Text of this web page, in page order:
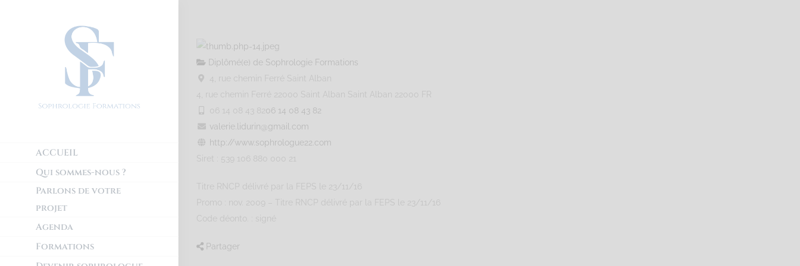
ACCUEIL
Qui sommes-nous ?
Parlons de votre
projet
Agenda
Formations
Diplômé(e) de Sophrologie Formations
4, rue chemin Ferré Saint Alban
4, rue chemin Ferré 22000 Saint Alban
Saint Alban
06 14 08 43 82 06 14 08 43 82
valerie.lidurin@gmail.com
http://www.sophrologue22.com
Siret : 539 106 880 000 21
Titre RNCP délivré par la FEPS le 23/11/16
Promo : nov. 2009 – Titre RNCP délivré par la FEPS le 23/11/16
Code déonto. : signé
Partager